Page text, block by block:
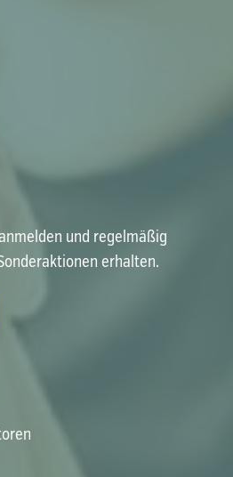
und regelmäßig
erhalten.